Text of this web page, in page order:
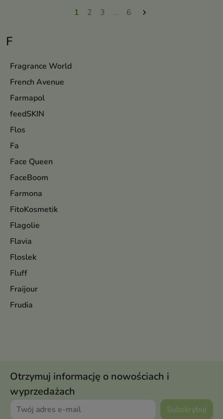
F
Fragrance World
French Avenue
Farmapol
feedSKIN
Flos
Fa
Face Queen
FaceBoom
Farmona
FitoKosmetik
Flagolie
Flavia
Floslek
Fluff
Fraijour
Frudia
1 2 3 … 6 
Otrzymuj informację o nowościach i
wyprzedażach